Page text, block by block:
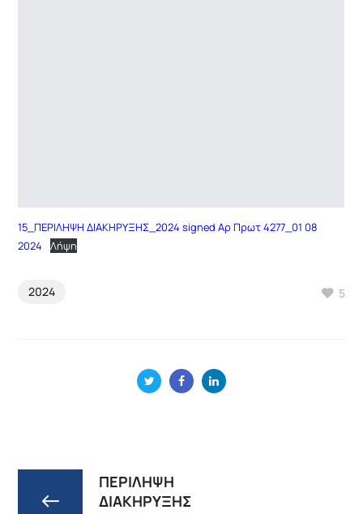
15_ΠΕΡΙΛΗΨΗ ΔΙΑΚΗΡΥΞΗΣ_2024 signed Αρ Πρωτ 4277_01 08
2024
Λήψη
2024 5
ΠΕΡΙΛΗΨΗ
ΔΙΑΚΗΡΥΞΗΣ